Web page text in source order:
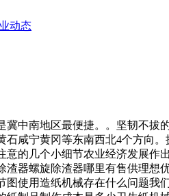
动态
南地区最便捷。。坚韧不拔
咸宁黄冈等东南西北4个方向
的几个小细节农业经济发展
渣器螺旋除渣器哪里有售供理
使用造纸机械存在什么问题